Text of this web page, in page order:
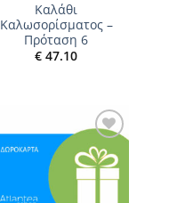
Καλάθι
Καλωσορίσματος –
Πρόταση 6
€ 47.10
Add to
wishlist